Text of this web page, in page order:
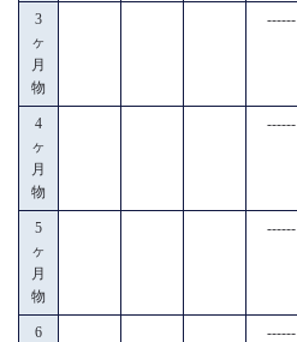
3
ヶ
月
物
------
4
ヶ
月
物
------
5
ヶ
月
物
------
6
------